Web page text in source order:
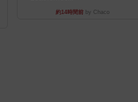
約14時間前by Chaco